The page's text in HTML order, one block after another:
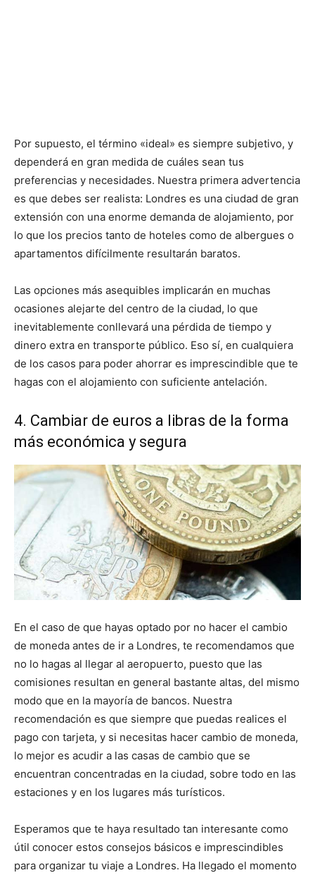
Por supuesto, el término «ideal» es siempre subjetivo, y
dependerá en gran medida de cuáles sean tus
preferencias y necesidades. Nuestra primera advertencia
es que debes ser realista: Londres es una ciudad de gran
extensión con una enorme demanda de alojamiento, por
lo que los precios tanto de hoteles como de albergues o
apartamentos difícilmente resultarán baratos.
Las opciones más asequibles implicarán en muchas
ocasiones alejarte del centro de la ciudad, lo que
inevitablemente conllevará una pérdida de tiempo y
dinero extra en transporte público. Eso sí, en cualquiera
de los casos para poder ahorrar es imprescindible que te
hagas con el alojamiento con suficiente antelación.
4. Cambiar de euros a libras de la forma
más económica y segura
En el caso de que hayas optado por no hacer el cambio
de moneda antes de ir a Londres, te recomendamos que
no lo hagas al llegar al aeropuerto, puesto que las
comisiones resultan en general bastante altas, del mismo
modo que en la mayoría de bancos. Nuestra
recomendación es que siempre que puedas realices el
pago con tarjeta, y si necesitas hacer cambio de moneda,
lo mejor es acudir a las casas de cambio que se
encuentran concentradas en la ciudad, sobre todo en las
estaciones y en los lugares más turísticos.
Esperamos que te haya resultado tan interesante como
útil conocer estos consejos básicos e imprescindibles
para organizar tu viaje a Londres. Ha llegado el momento